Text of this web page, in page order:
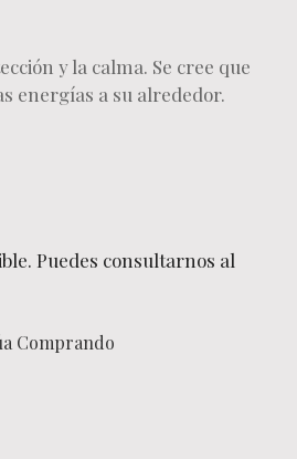
y la calma. Se cree que
energías a su alrededor.
Puedes consultarnos al
Comprando